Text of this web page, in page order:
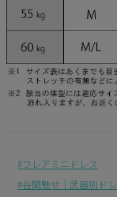
フレアミニドレス
谷間魅せ｜武器別ド